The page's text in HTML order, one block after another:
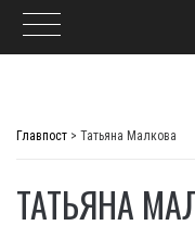
Главпост > Татьяна Малкова
ТАТЬЯНА